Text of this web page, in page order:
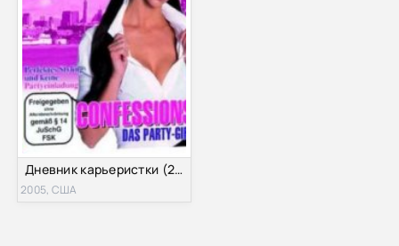
Дневник карьеристки (2005)
2005, США